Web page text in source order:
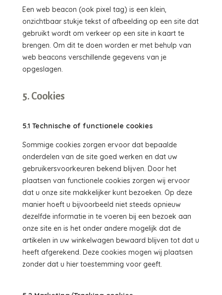
Een web beacon (ook pixel tag) is een klein,
onzichtbaar stukje tekst of afbeelding op een site dat
gebruikt wordt om verkeer op een site in kaart te
brengen. Om dit te doen worden er met behulp van
web beacons verschillende gegevens van je
opgeslagen.
5. Cookies
5.1 Technische of functionele cookies
Sommige cookies zorgen ervoor dat bepaalde
onderdelen van de site goed werken en dat uw
gebruikersvoorkeuren bekend blijven. Door het
plaatsen van functionele cookies zorgen wij ervoor
dat u onze site makkelijker kunt bezoeken. Op deze
manier hoeft u bijvoorbeeld niet steeds opnieuw
dezelfde informatie in te voeren bij een bezoek aan
onze site en is het onder andere mogelijk dat de
artikelen in uw winkelwagen bewaard blijven tot dat u
heeft afgerekend. Deze cookies mogen wij plaatsen
zonder dat u hier toestemming voor geeft.